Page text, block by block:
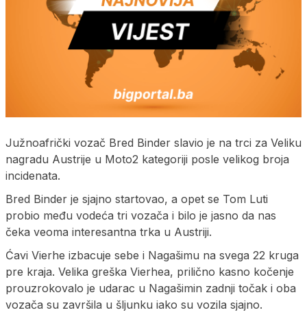
Južnoafrički vozač Bred Binder slavio je na trci za Veliku
nagradu Austrije u Moto2 kategoriji posle velikog broja
incidenata.
Bred Binder je sjajno startovao, a opet se Tom Luti
probio među vodeća tri vozača i bilo je jasno da nas
čeka veoma interesantna trka u Austriji.
Ćavi Vierhe izbacuje sebe i Nagašimu na svega 22 kruga
pre kraja. Velika greška Vierhea, prilično kasno kočenje
prouzrokovalo je udarac u Nagašimin zadnji točak i oba
vozača su završila u šljunku iako su vozila sjajno.